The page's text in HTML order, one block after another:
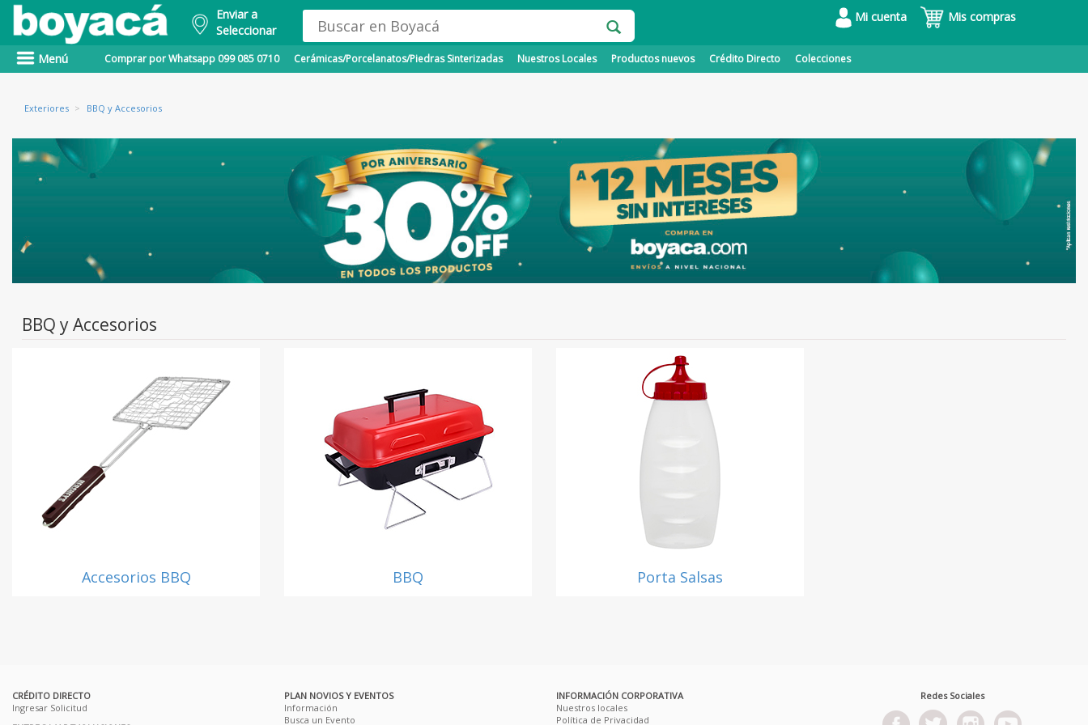
Enviar a
Seleccionar
Mi cuenta Mis compras
Menú Comprar por Whatsapp 099 085 0710 Cerámicas/Porcelanatos/Piedras Sinterizadas Nuestros Locales Productos nuevos Crédito Directo Colecciones
Exteriores > BBQ y Accesorios
BBQ y Accesorios
Accesorios BBQ BBQ Porta Salsas
CRÉDITO DIRECTO
Ingresar Solicitud
PLAN NOVIOS Y EVENTOS
Información
Busca un Evento
INFORMACIÓN CORPORATIVA
Nuestros locales
Política de Privacidad
Redes Sociales